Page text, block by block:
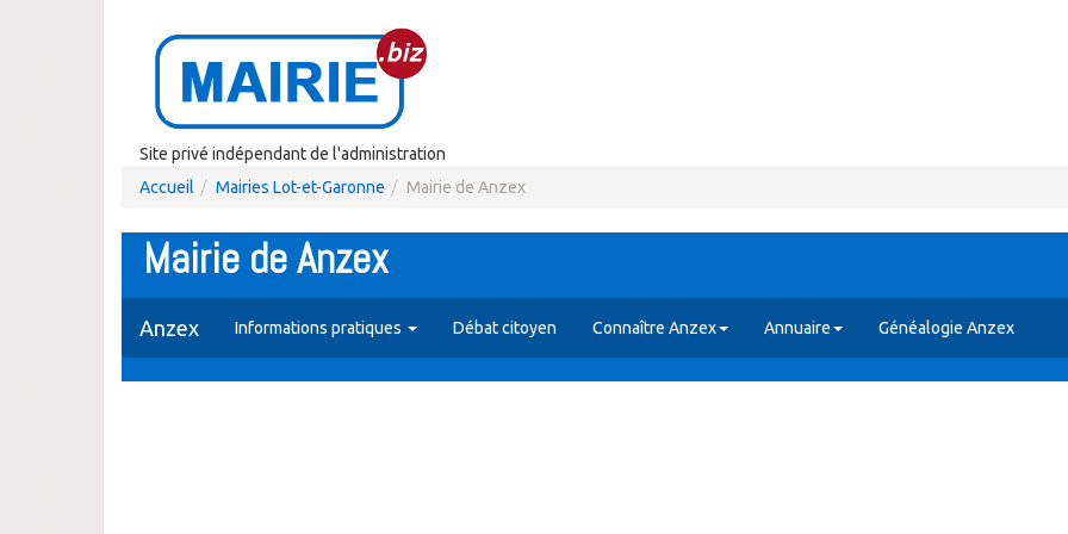
Site privé indépendant de l'administration
Accueil
Mairies Lot-et-Garonne Mairie de Anzex
Mairie de Anzex
Anzex Informations pratiques Débat citoyen Connaître Anzex Annuaire Généalogie Anzex